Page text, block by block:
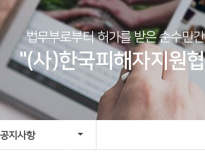
법무부로부터 허가를 받은 순수민
"(사)한국피해자지원
공지사항